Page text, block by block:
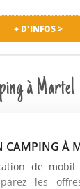
+ D'INFOS >
à Martel
CAMPING À
de
les